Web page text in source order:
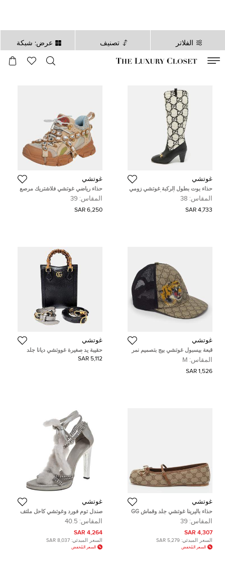
الفلاتر تصنيف عرض: شبكة
ثانية
غوتشي
حذاء بوت بطول الركبة غوتشي زومي
مقاس 38
المقاس: 38
4,733 SAR
غوتشي
حذاء رياضي غوتشي فلاشتريك مرصع
بكريستال قابل للفصل شبك و جلد بيج
و رصاصي مقاس 39
المقاس: 39
6,250 SAR
غوتشي
قبعة بيسبول غوتشي بيج بتصميم نمر
من قماش المونوجرام والشبك مقاس
متوسط
المقاس: M
1,526 SAR
غوتشي
حقيبة يد صغيرة غووتشي ديانا جلد
وخيزران أسود/بني رقم (739079)
5,112 SAR
غوتشي
حذاء باليرينا غوتشي جلد وقماش GG
بني / بيج بتفصيل هورسبيت مقاس 39
المقاس: 39
4,307 SAR
السعر المبدئي: 5,279 SAR
السعر المُخفض
غوتشي
صندل توم فورد وغوتشي كاحل ملتف
فرو منك وجلد فضي مقاس 40.5
المقاس: 40.5
4,264 SAR
السعر المبدئي: 8,037 SAR
السعر المُخفض